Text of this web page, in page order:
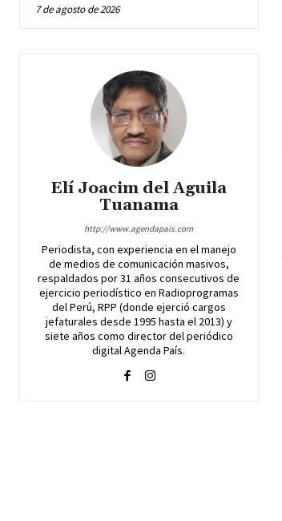
7 de agosto de 2026
Elí Joacim del Aguila
Tuanama
http://www.agendapais.com
Periodista, con experiencia en el manejo
de medios de comunicación masivos,
respaldados por 31 años consecutivos de
ejercicio periodístico en Radioprogramas
del Perú, RPP (donde ejerció cargos
jefaturales desde 1995 hasta el 2013) y
siete años como director del periódico
digital Agenda País.